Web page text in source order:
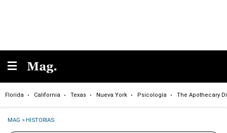
Florida California Texas Nueva York Psicología The Apothecary
MAG >HISTORIAS